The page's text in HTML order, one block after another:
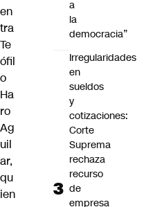
en
tra
Te
ófil
o
Ha
ro
Ag
uil
ar,
qu
ien
a
la
democracia”
Irregularidades
en
sueldos
y
cotizaciones:
Corte
Suprema
rechaza
recurso
de
empresa